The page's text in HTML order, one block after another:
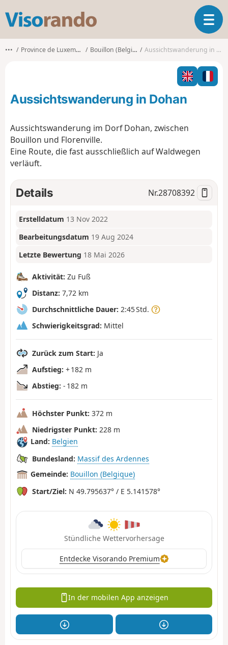
s
o
o
T
o
g
l
n
n
••• Province de Luxembourg Bouillon (Belgique) Aussichtswanderung in Dohan
Aussichtswanderung in Dohan
Aussichtswanderung im Dorf Dohan, zwischen
Bouillon und Florenville.
Eine Route, die fast ausschließlich auf Waldwegen
verläuft.
Details Nr.28708392
Erstelldatum 13 Nov 2022
Bearbeitungsdatum 19 Aug 2024
Letzte Bewertung 18 Mai 2026
Aktivität: Zu Fuß
Distanz: 7,72 km
Durchschnittliche Dauer: 2:45 Std.
Schwierigkeitsgrad: Mittel
Zurück zum Start: Ja
Aufstieg: + 182 m
Abstieg: - 182 m
Höchster Punkt: 372 m
Niedrigster Punkt: 228 m
Land: Belgien
Bundesland: Massif des Ardennes
Gemeinde: Bouillon (Belgique)
Start/Ziel: N 49.795637° / E 5.141578°
Stündliche Wettervorhersage
Entdecke Visorando Premium
In der mobilen App anzeigen